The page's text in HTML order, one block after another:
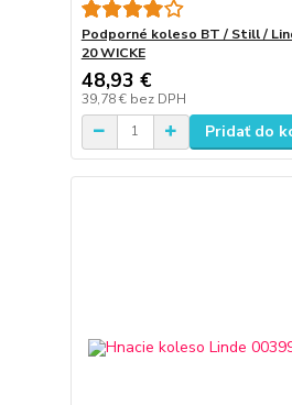
Podporné koleso BT / Still /
20 WICKE
48,93 €
39,78 € bez DPH
Pridať do